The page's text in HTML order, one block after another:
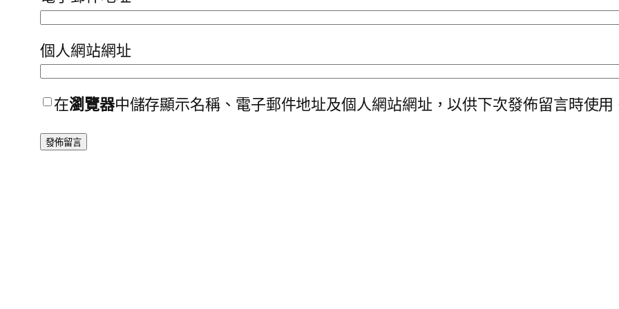
個人網站網址
在瀏覽器中儲存顯示名稱、電子郵件地址及個人網站網址，以供下次發佈留言時使用